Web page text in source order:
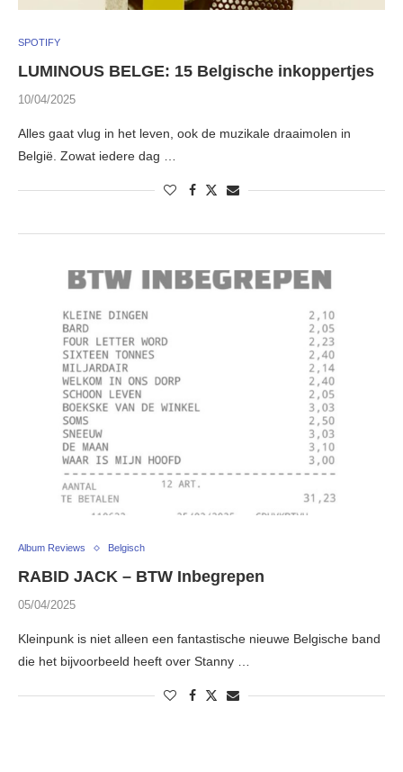
SPOTIFY
LUMINOUS BELGE: 15 Belgische inkoppertjes
10/04/2025
Alles gaat vlug in het leven, ook de muzikale draaimolen in
België. Zowat iedere dag …
Album Reviews Belgisch
RABID JACK – BTW Inbegrepen
05/04/2025
Kleinpunk is niet alleen een fantastische nieuwe Belgische band
die het bijvoorbeeld heeft over Stanny …